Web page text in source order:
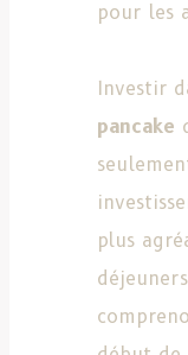
pour les
Investir
pancake
plus